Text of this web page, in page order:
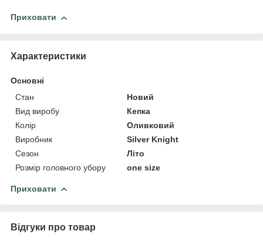
Приховати
Характеристики
Основні
Стан
Новий
Вид виробу
Кепка
Колір
Оливковий
Виробник
Silver Knight
Сезон
Літо
Розмір головного убору
one size
Приховати
Відгуки про товар